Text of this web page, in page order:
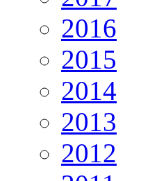
2016
2015
2014
2013
2012